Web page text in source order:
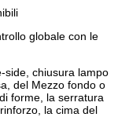
globale con le
side, chiusura lampo
del Mezzo fondo o
forme, la serratura
la cima del